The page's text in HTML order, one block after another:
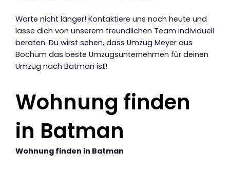
Warte nicht länger! Kontaktiere uns noch heute und
lasse dich von unserem freundlichen Team individuell
beraten. Du wirst sehen, dass Umzug Meyer aus
Bochum das beste Umzugsunternehmen für deinen
Umzug nach Batman ist!
Wohnung finden
in Batman
Wohnung finden in Batman